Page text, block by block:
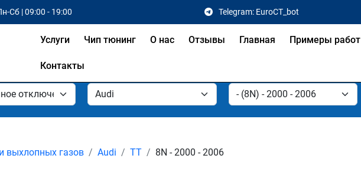
Сб | 09:00 - 19:00 Telegram: EuroCT_bot
Услуги Чип тюнинг О нас Отзывы Главная Примеры работ
Контакты
выхлопных газов Audi TT 8N - 2000 - 2006